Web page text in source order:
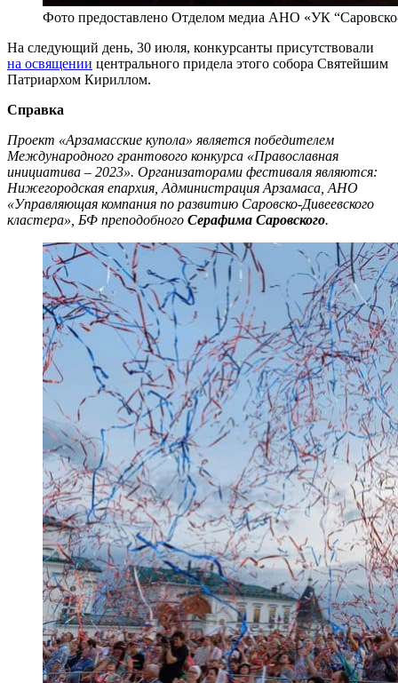
Фото предоставлено Отделом медиа АНО «УК
На следующий день, 30 июля, конкурсанты присутствовали
на освящении центрального придела этого собора Святейшим
Патриархом Кириллом.
Справка
Проект «Арзамасские купола» является победителем
Международного грантового конкурса «Православная
инициатива – 2023». Организаторами фестиваля являются:
Нижегородская епархия, Администрация Арзамаса, АНО
«Управляющая компания по развитию Саровско-Дивеевского
кластера», БФ преподобного Серафима Саровского.